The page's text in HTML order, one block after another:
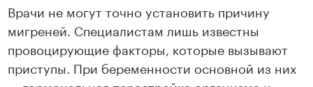
Врачи не могут точно установить причину
мигреней. Специалистам лишь известны
провоцирующие факторы, которые вызывают
приступы. При беременности основной из них